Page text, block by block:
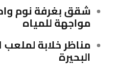
مواجهة للمياه
مناظر خلابة لملعب
البحيرة